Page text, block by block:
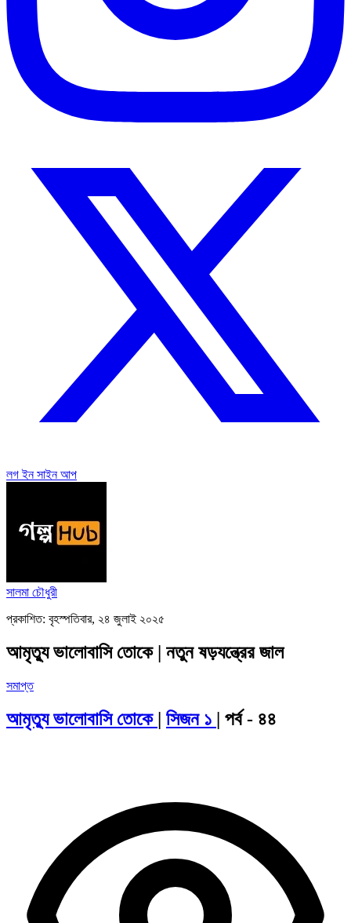
লগ ইনসাইন আপ
সালমা চৌধুরী
প্রকাশিত: বৃহস্পতিবার, ২৪ জুলাই ২০২৫
আমৃত্যু ভালোবাসি তোকে | নতুন ষড়যন্ত্রের জাল
সমাপ্ত
আমৃত্যু ভালোবাসি তোকে | সিজন ১ | পর্ব - ৪৪